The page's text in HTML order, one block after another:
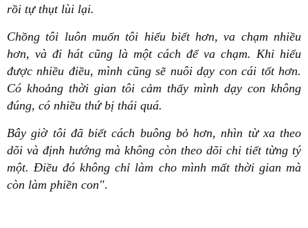
rồi tự thụt lùi lại.
Chồng tôi luôn muốn tôi hiểu biết hơn, va chạm nhiều
hơn, và đi hát cũng là một cách để va chạm. Khi hiểu
được nhiều điều, mình cũng sẽ nuôi dạy con cái tốt hơn.
Có khoảng thời gian tôi cảm thấy mình dạy con không
đúng, có nhiều thứ bị thái quá.
Bây giờ tôi đã biết cách buông bỏ hơn, nhìn từ xa theo
dõi và định hướng mà không còn theo dõi chi tiết từng tý
một. Điều đó không chỉ làm cho mình mất thời gian mà
còn làm phiền con".